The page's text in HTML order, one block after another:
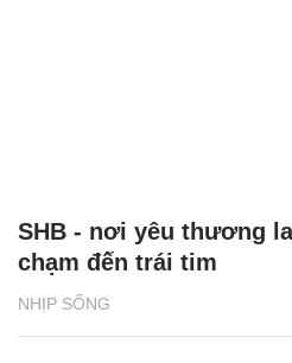
NHỊP SỐNG
SHB - nơi yêu thương
chạm đến trái tim